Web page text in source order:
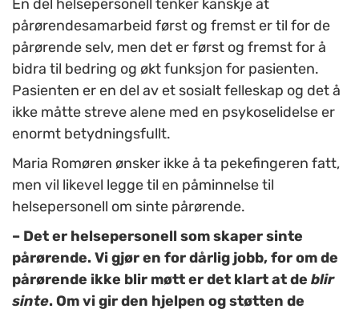
En del helsepersonell tenker kanskje at
pårørendesamarbeid først og fremst er til for de
pårørende selv, men det er først og fremst for å
bidra til bedring og økt funksjon for pasienten.
Pasienten er en del av et sosialt felleskap og det å
ikke måtte streve alene med en psykoselidelse er
enormt betydningsfullt.
Maria Romøren ønsker ikke å ta pekefingeren fatt,
men vil likevel legge til en påminnelse til
helsepersonell om sinte pårørende.
– Det er helsepersonell som skaper sinte
pårørende. Vi gjør en for dårlig jobb, for om de
pårørende ikke blir møtt er det klart at de blir
sinte. Om vi gir den hjelpen og støtten de